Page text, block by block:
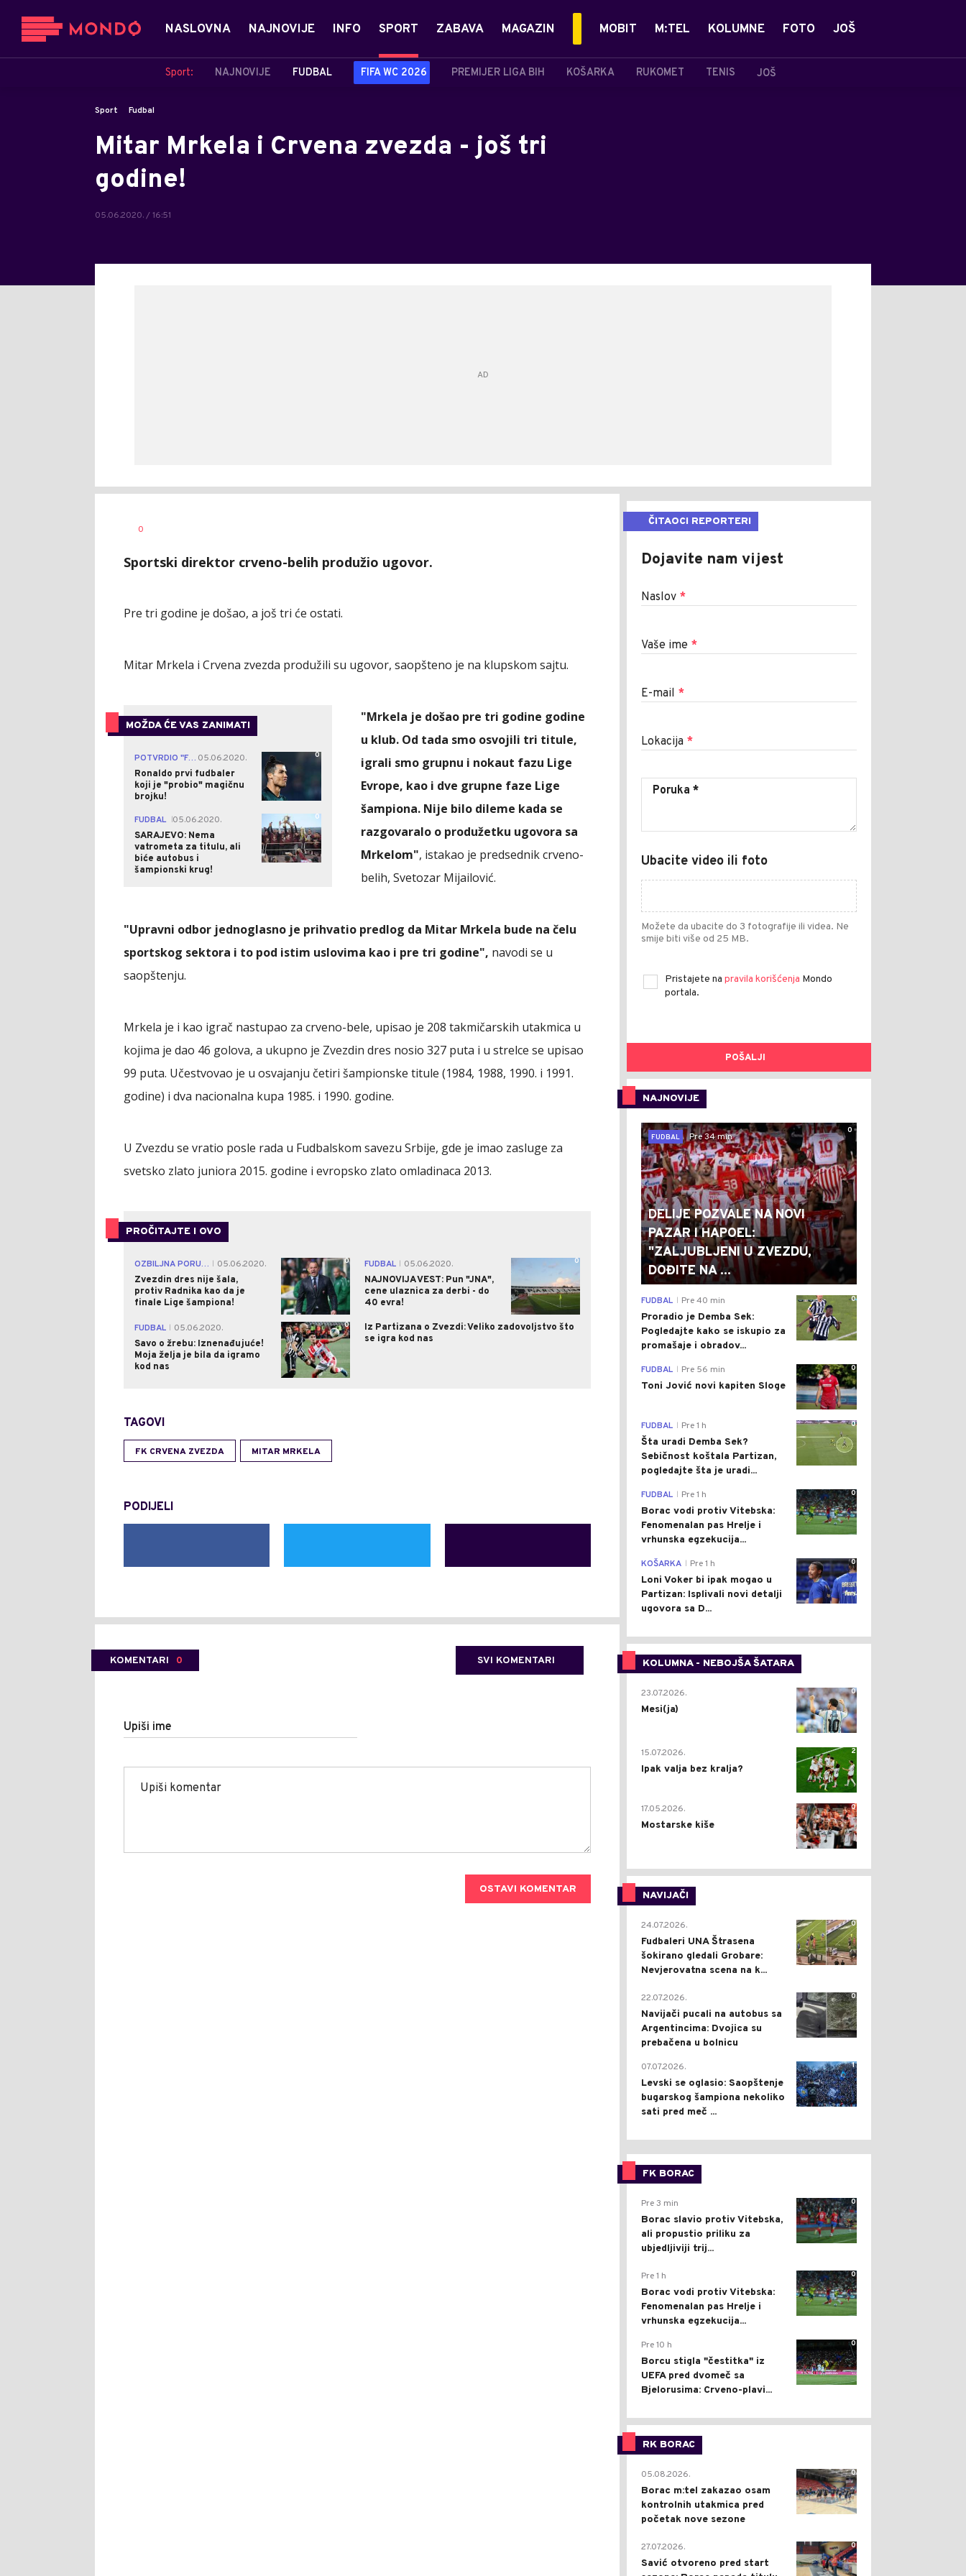
NASLOVNA NAJNOVIJE INFO SPORT
Sport: NAJNOVIJE FUDBAL FIFA WC 2026 PREMIJER LIGA BIH KOŠARKA RUKOMET TENIS JOŠ
ZABAVA MAGAZIN MOBIT M:TEL KOLUMNE FOTO JOŠ
Sport Fudbal
Mitar Mrkela i Crvena zvezda - još tri
godine!
05.06.2020. / 16:51
AUTOR
0
Sportski direktor crveno-belih produžio ugovor.
Pre tri godine je došao, a još tri će ostati.
Mitar Mrkela i Crvena zvezda produžili su ugovor, saopšteno je na klupskom sajtu.
MOŽDA ĆE VAS ZANIMATI
POTVRDIO "FORBS" |
05.06.2020.
Ronaldo prvi fudbaler
koji je "probio" magičnu
brojku!
0
FUDBAL 05.06.2020.
SARAJEVO: Nema
vatrometa za titulu, ali
biće autobus i
šampionski krug!
0
"Mrkela je došao pre tri godine godine
u klub. Od tada smo osvojili tri titule,
igrali smo grupnu i nokaut fazu Lige
Evrope, kao i dve grupne faze Lige
šampiona. Nije bilo dileme kada se
razgovaralo o produžetku ugovora sa
Mrkelom", istakao je predsednik crveno-
belih, Svetozar Mijailović.
"Upravni odbor jednoglasno je prihvatio predlog da Mitar Mrkela bude na čelu
sportskog sektora i to pod istim uslovima kao i pre tri godine", navodi se u
saopštenju.
Mrkela je i kao igrač nastupao za crveno-bele, upisao je 208 takmičarskih utakmica u
kojima je dao 46 golova, a ukupno je Zvezdin dres nosio 327 puta i u strelce se upisao
99 puta. Učestvovao je u osvajanju četiri šampionske titule (1984, 1988, 1990. i 1991.
godine) i dva nacionalna kupa 1985. i 1990. godine.
U Zvezdu se vratio posle rada u Fudbalskom savezu Srbije, gde je imao zasluge za
svetsko zlato juniora 2015. godine i evropsko zlato omladinaca 2013.
PROČITAJTE I OVO
OZBILJNA PORUKA
05.06.2020.
Zvezdin dres nije šala,
protiv Radnika kao da je
finale Lige šampiona!
0 FUDBAL
05.06.2020.
NAJNOVIJA VEST: Pun "JNA",
cene ulaznica za derbi - do
40 evra!
0
FUDBAL
05.06.2020.
Savo o žrebu: Iznenađujuće!
Moja želja je bila da igramo
kod nas
0
Iz Partizana o Zvezdi: Veliko zadovoljstvo što
se igra kod nas
TAGOVI
FK CRVENA ZVEZDA MITAR MRKELA
PODIJELI
KOMENTARI 0 SVI KOMENTARI
Upiši ime
OSTAVI KOMENTAR
ČITAOCI REPORTERI
Dojavite nam vijest
Naslov *
Vaše ime *
E-mail *
Lokacija *
Ubacite video ili foto
Možete da ubacite do 3 fotografije ili videa. Ne
smije biti više od 25 MB.
Pristajete na pravila korišćenja Mondo
portala.
POŠALJI
NAJNOVIJE
0
FUDBAL
Pre 34 min
DELIJE POZVALE NA NOVI
PAZAR I HAPOEL:
"ZALJUBLJENI U ZVEZDU,
DOĐITE NA ...
0
FUDBAL Pre 40 min
Proradio je Demba Sek:
Pogledajte kako se iskupio za
promašaje i obradov...
0
FUDBAL Pre 56 min
Toni Jović novi kapiten Sloge
0
FUDBAL Pre 1 h
Šta uradi Demba Sek?
Sebičnost koštala Partizan,
pogledajte šta je uradi...
0
FUDBAL Pre 1 h
Borac vodi protiv Vitebska:
Fenomenalan pas Hrelje i
vrhunska egzekucija...
0
KOŠARKA Pre 1 h
Loni Voker bi ipak mogao u
Partizan: Isplivali novi detalji
ugovora sa D...
KOLUMNA - NEBOJŠA ŠATARA
0
23.07.2026.
Mesi(ja)
2
15.07.2026.
Ipak valja bez kralja?
0
17.05.2026.
Mostarske kiše
NAVIJAČI
0
24.07.2026.
Fudbaleri UNA Štrasena
šokirano gledali Grobare:
Nevjerovatna scena na k...
0
22.07.2026.
Navijači pucali na autobus sa
Argentincima: Dvojica su
prebačena u bolnicu
1
07.07.2026.
Levski se oglasio: Saopštenje
bugarskog šampiona nekoliko
sati pred meč ...
FK BORAC
0
Pre 3 min
Borac slavio protiv Vitebska,
ali propustio priliku za
ubjedljiviji trij...
0
Pre 1 h
Borac vodi protiv Vitebska:
Fenomenalan pas Hrelje i
vrhunska egzekucija...
0
Pre 10 h
Borcu stigla "čestitka" iz
UEFA pred dvomeč sa
Bjelorusima: Crveno-plavi...
RK BORAC
0
05.08.2026.
Borac m:tel zakazao osam
kontrolnih utakmica pred
početak nove sezone
0
27.07.2026.
Savić otvoreno pred start